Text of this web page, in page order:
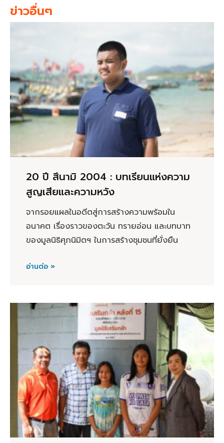
ข่าวอื่นๆ
20 ปี สึนามิ 2004 : บทเรียนแห่งความ
สูญเสียและความหวัง
จากรอยแผลในอดีตสู่การสร้างความพร้อมใน
อนาคต เรื่องราวของตะวัน ทรายอ่อน และบทบาท
ของมูลนิธิศุภนิมิตฯ ในการสร้างชุมชนที่ยั่งยืน
อ่านต่อ »